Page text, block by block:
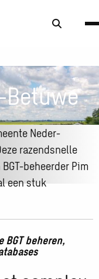
Zoek
Betuwe
Neder-
razendsnelle
beheerder Pim
een stuk
beheren,